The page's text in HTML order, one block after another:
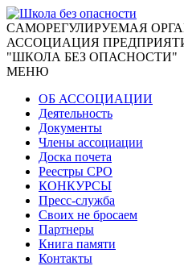
CАМОРЕГУЛИРУЕМАЯ
АССОЦИАЦИЯ
"ШКОЛА БЕЗ ОПАСНОСТИ"
МЕНЮ
ОБ АССОЦИАЦИИ
Деятельность
Документы
Члены ассоциации
Доска почета
Реестры СРО
КОНКУРСЫ
Пресс-служба
Своих не бросаем
Партнеры
Книга памяти
Контакты